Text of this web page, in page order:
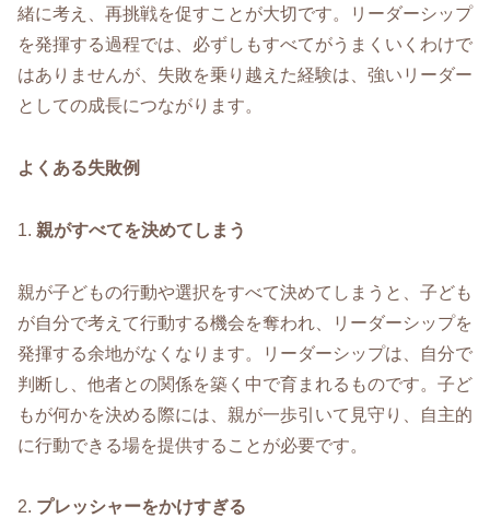
緒に考え、再挑戦を促すことが大切です。リーダーシップ
を発揮する過程では、必ずしもすべてがうまくいくわけで
はありませんが、失敗を乗り越えた経験は、強いリーダー
としての成長につながります。
よくある失敗例
1. 親がすべてを決めてしまう
親が子どもの行動や選択をすべて決めてしまうと、子ども
が自分で考えて行動する機会を奪われ、リーダーシップを
発揮する余地がなくなります。リーダーシップは、自分で
判断し、他者との関係を築く中で育まれるものです。子ど
もが何かを決める際には、親が一歩引いて見守り、自主的
に行動できる場を提供することが必要です。
2. プレッシャーをかけすぎる